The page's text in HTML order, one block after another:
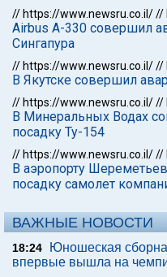
// https://www.newsru.co.il///
Airbus A-330 совершил
Сингапура
// https://www.newsru.co.il///
В Якутске совершил
// https://www.newsru.co.il///
В Минеральных Водах
посадку Ту-154
// https://www.newsru.co.il///
В аэропорту
посадку самолет
ВАЖНЫЕ НОВОСТИ
18:24
Юношеская
впервые вышла на